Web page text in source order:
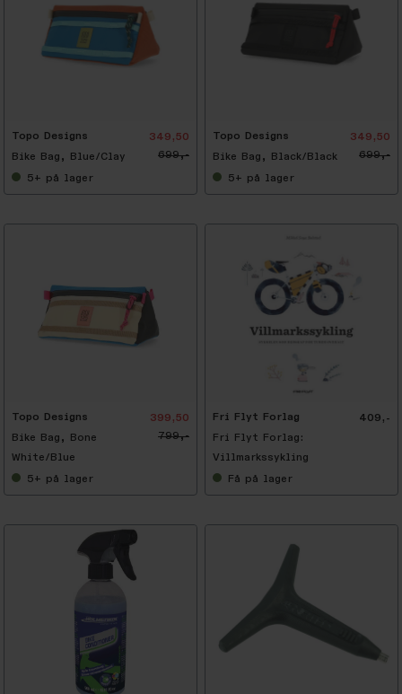
Topo Designs
Bike Bag, Blue/Clay
349,50
699,-
5+ på lager
Topo Designs
Bike Bag, Black/Black
349,50
699,-
5+ på lager
Topo Designs
Bike Bag, Bone
White/Blue
399,50
799,-
5+ på lager
Fri Flyt Forlag
Fri Flyt Forlag:
Villmarkssykling
409,-
Få på lager